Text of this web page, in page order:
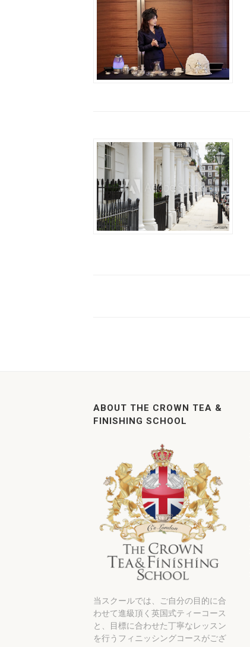
ABOUT THE CROWN TEA &
FINISHING SCHOOL
当スクールでは、ご自分の目的に合
わせて進級頂く英国式ティーコース
と、目標に合わせた丁寧なレッスン
を行うフィニッシングコースがござ